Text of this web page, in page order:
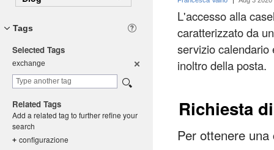
Tags
Selected Tags
exchange
Related Tags
Add a related tag to further refine your
search
+ configurazione
L'accesso alla
caratterizzato da
servizio calendario
inoltro della posta.
Richiesta
Per ottenere